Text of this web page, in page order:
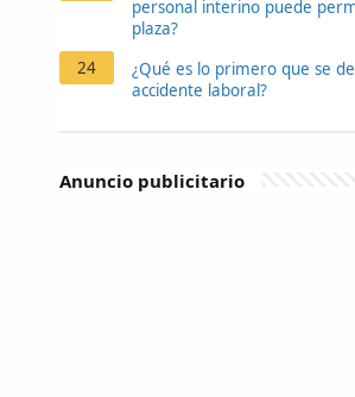
personal interino puede
plaza?
24
¿Qué es lo primero que se
accidente laboral?
Anuncio publicitario